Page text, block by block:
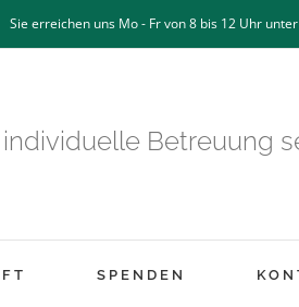
Sie erreichen uns Mo - Fr von 8 bis 12 Uhr
Betreuung
SPENDEN